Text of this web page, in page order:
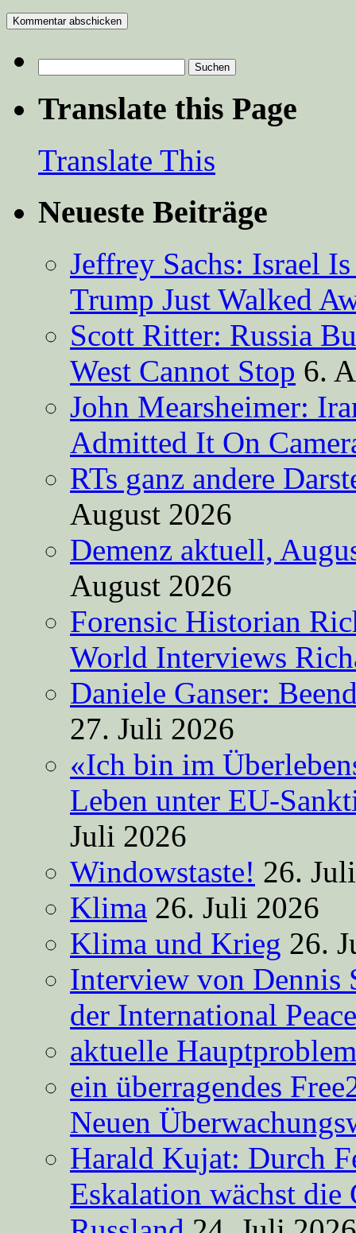
nach:
Translate this Page
Translate This
Neueste Beiträge
Jeffrey Sachs: Israel
Trump Just Walked
Scott Ritter: Russia
West Cannot Stop 6.
John Mearsheimer:
Admitted It On
RTs ganz andere
August 2026
Demenz aktuell,
August 2026
Forensic Historian
World Interviews
Daniele Ganser:
27. Juli 2026
«Ich bin im
Leben unter EU-
Juli 2026
Windowstaste! 26.
Klima 26. Juli 2026
Klima und Krieg 26.
Interview von Dennis
der International
aktuelle
ein überragendes
Neuen
Harald Kujat: Durch
Eskalation wächst die